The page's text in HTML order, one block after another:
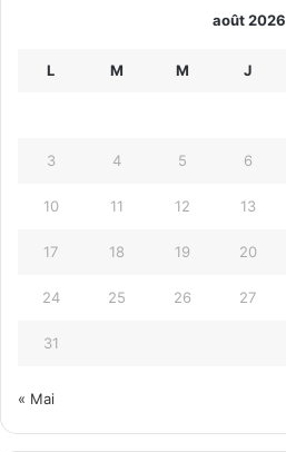
août 2026
L M M J
3 4 5 6
10 11 12 13
17 18 19 20
24 25 26 27
31
« Mai